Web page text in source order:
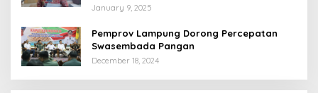
January 9, 2025
Pemprov Lampung Dorong Percepatan
Swasembada Pangan
December 18, 2024